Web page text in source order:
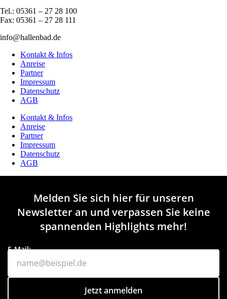
Tel.: 05361 – 27 28 100
Fax: 05361 – 27 28 111
info@hallenbad.de
Kontakt & Infos
Anreise
Partner
Impressum
Datenschutz
AGB
Kontakt & Infos
Anreise
Partner
Impressum
Datenschutz
AGB